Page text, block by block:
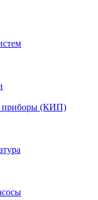
приборы (КИП)